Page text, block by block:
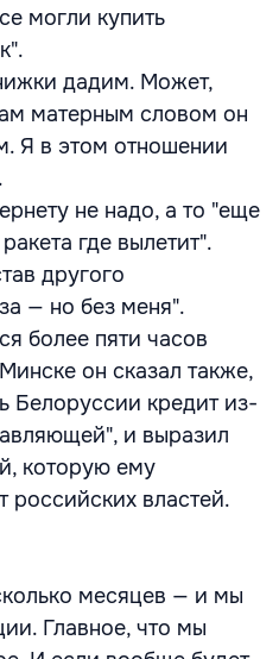
могли купить
дадим. Может,
матерным словом он
Я в этом отношении
не надо, а то "еще
где вылетит".
другого
— но без меня".
более пяти часов
он сказал также,
Белоруссии кредит из-
и выразил
которую ему
российских властей.
месяцев — и мы
Главное, что мы